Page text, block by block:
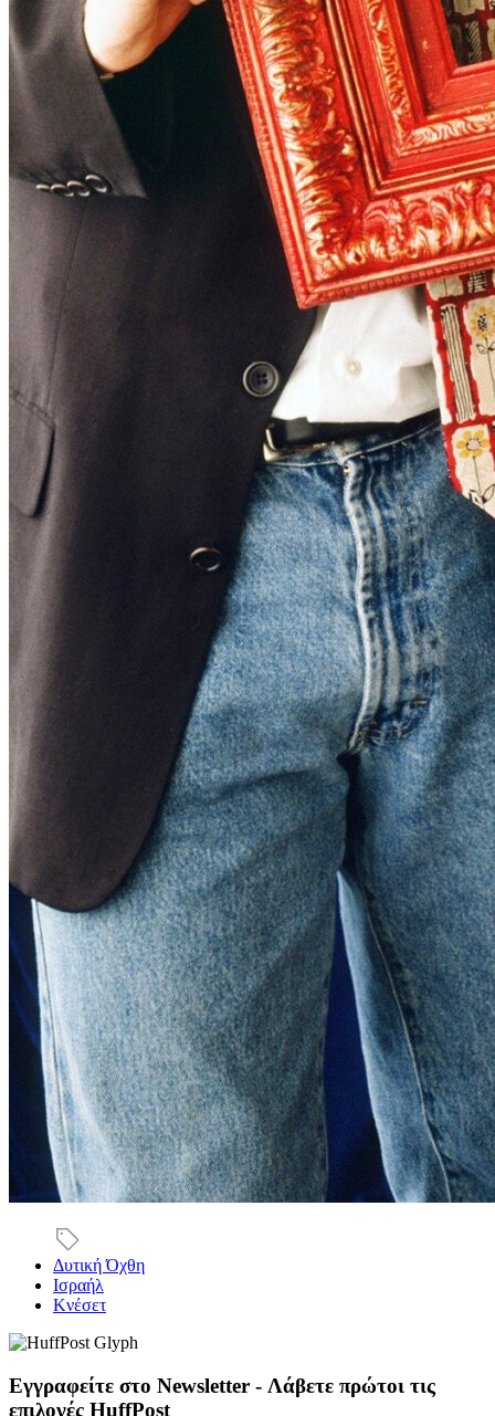
Δυτική Όχθη
Ισραήλ
Κνέσετ
Εγγραφείτε στο Newsletter - Λάβετε πρώτοι τις
επιλογές HuffPost